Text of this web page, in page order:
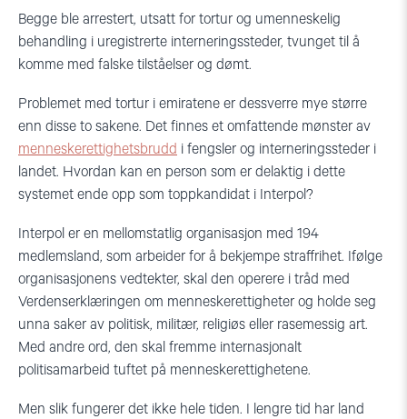
Begge ble arrestert, utsatt for tortur og umenneskelig
behandling i uregistrerte interneringssteder, tvunget til å
komme med falske tilståelser og dømt.
Problemet med tortur i emiratene er dessverre mye større
enn disse to sakene. Det finnes et omfattende mønster av
menneskerettighetsbrudd i fengsler og interneringssteder i
landet. Hvordan kan en person som er delaktig i dette
systemet ende opp som toppkandidat i Interpol?
Interpol er en mellomstatlig organisasjon med 194
medlemsland, som arbeider for å bekjempe straffrihet. Ifølge
organisasjonens vedtekter, skal den operere i tråd med
Verdenserklæringen om menneskerettigheter og holde seg
unna saker av politisk, militær, religiøs eller rasemessig art.
Med andre ord, den skal fremme internasjonalt
politisamarbeid tuftet på menneskerettighetene.
Men slik fungerer det ikke hele tiden. I lengre tid har land